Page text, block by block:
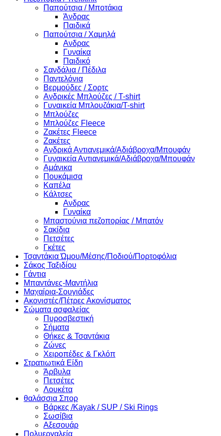
Παπούτσια / Μποτάκια
Άνδρας
Παιδικά
Παπούτσια / Χαμηλά
Ανδρας
Γυναίκα
Παιδικό
Σανδάλια / Πέδιλα
Παντελόνια
Βερμούδες / Σορτς
Ανδρικές Μπλούζες / T-shirt
Γυναικεία Μπλουζάκια/T-shirt
Μπλούζες
Μπλούζες Fleece
Ζακέτες Fleece
Ζακέτες
Ανδρικά Αντιανεμικά/Αδιάβροχα/Μπουφάν
Γυναικεία Αντιανεμικά/Αδιάβροχα/Μπουφάν
Αμάνικα
Πουκάμισα
Καπέλα
Κάλτσες
Ανδρας
Γυναίκα
Μπαστούνια πεζοπορίας / Μπατόν
Σακίδια
Πετσέτες
Γκέτες
Τσαντάκια Ώμου/Μέσης/Ποδιού/Πορτοφόλια
Σάκος Ταξιδίου
Γάντια
Μπαντάνες-Μαντήλια
Μαχαίρια-Σουγιάδες
Ακονιστές/Πέτρες Ακονίσματος
Σώματα ασφαλείας
Πυροσβεστική
Σήματα
Θήκες & Τσαντάκια
Ζώνες
Χειροπέδες & Γκλόπ
Στρατιωτικά Είδη
Άρβυλα
Πετσέτες
Λουκέτα
θαλάσσια Σπορ
Βάρκες /Kayak / SUP / Ski Rings
Σωσίβια
Αξεσουάρ
Πολυεργαλεία